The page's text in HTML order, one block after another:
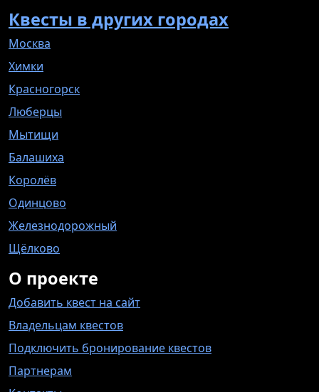
Квесты в других городах
Москва
Химки
Красногорск
Люберцы
Мытищи
Балашиха
Королёв
Одинцово
Железнодорожный
Щёлково
О проекте
Добавить квест на сайт
Владельцам квестов
Подключить бронирование квестов
Партнерам